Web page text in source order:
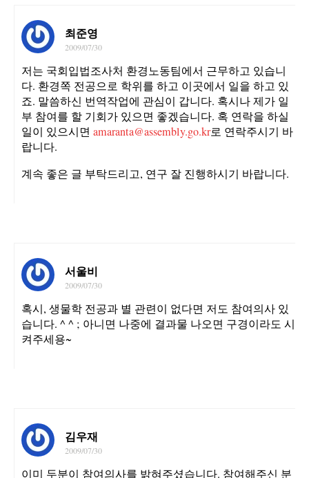
최준영
2009/07/30
저는 국회입법조사처 환경노동팀에서 근무하고 있습니
다. 환경쪽 전공으로 학위를 하고 이곳에서 일을 하고 있
죠. 말씀하신 번역작업에 관심이 갑니다. 혹시나 제가 일
부 참여를 할 기회가 있으면 좋겠습니다. 혹 연락을 하실
일이 있으시면 amaranta@assembly.go.kr로 연락주시기 바
랍니다.
계속 좋은 글 부탁드리고, 연구 잘 진행하시기 바랍니다.
서울비
2009/07/30
혹시, 생물학 전공과 별 관련이 없다면 저도 참여의사 있
습니다. ^ ^ ; 아니면 나중에 결과물 나오면 구경이라도 시
켜주세용~
김우재
2009/07/30
이미 두분이 참여의사를 밝혀주셨습니다. 참여해주신 분